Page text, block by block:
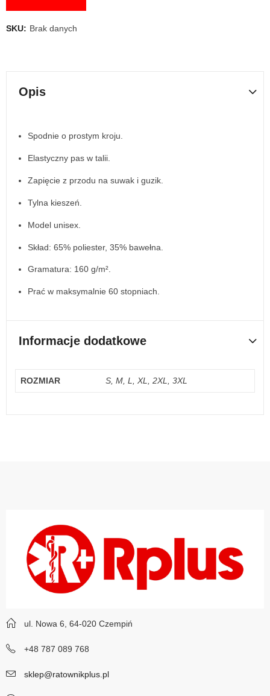
SKU: Brak danych
Opis
Spodnie o prostym kroju.
Elastyczny pas w talii.
Zapięcie z przodu na suwak i guzik.
Tylna kieszeń.
Model unisex.
Skład: 65% poliester, 35% bawełna.
Gramatura: 160 g/m².
Prać w maksymalnie 60 stopniach.
Informacje dodatkowe
ROZMIAR S, M, L, XL, 2XL, 3XL
ul. Nowa 6, 64-020 Czempiń
+48 787 089 768
sklep@ratownikplus.pl